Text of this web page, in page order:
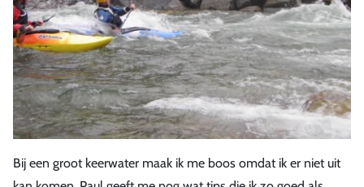
Bij een groot keerwater maak ik me boos omdat ik er niet uit